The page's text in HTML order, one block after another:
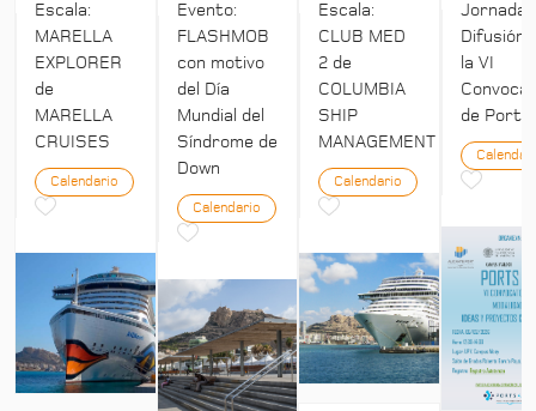
Escala:
MARELLA
EXPLORER
de
MARELLA
CRUISES
Calendario
Evento:
FLASHMOB
con motivo
del Día
Mundial del
Síndrome de
Down
Calendario
Escala:
CLUB MED
2 de
COLUMBIA
SHIP
MANAGEMENT
Calendario
Jornada:
Difusión
la VI
de Ports